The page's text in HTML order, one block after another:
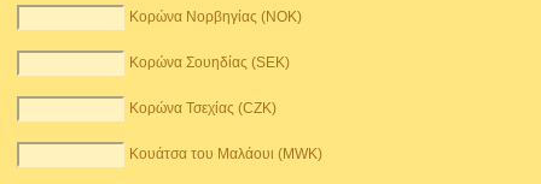
Κορώνα Νορβηγίας (NOK)
Κορώνα Σουηδίας (SEK)
Κορώνα Τσεχίας (CZK)
Κουάτσα του Μαλάουι (MWK)